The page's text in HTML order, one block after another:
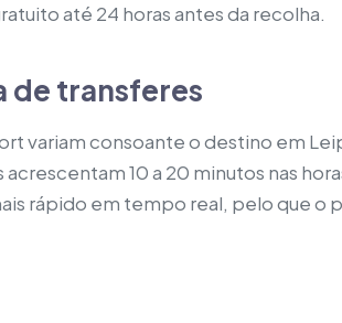
até 24 horas antes da recolha.
de transferes
variam consoante o destino em
10 a 20 minutos nas
rápido em tempo real, pelo que o